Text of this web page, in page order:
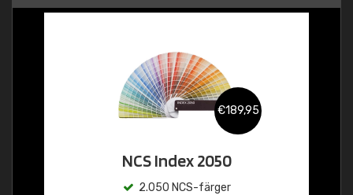
€189,95
NCS Index 2050
2.050 NCS-färger